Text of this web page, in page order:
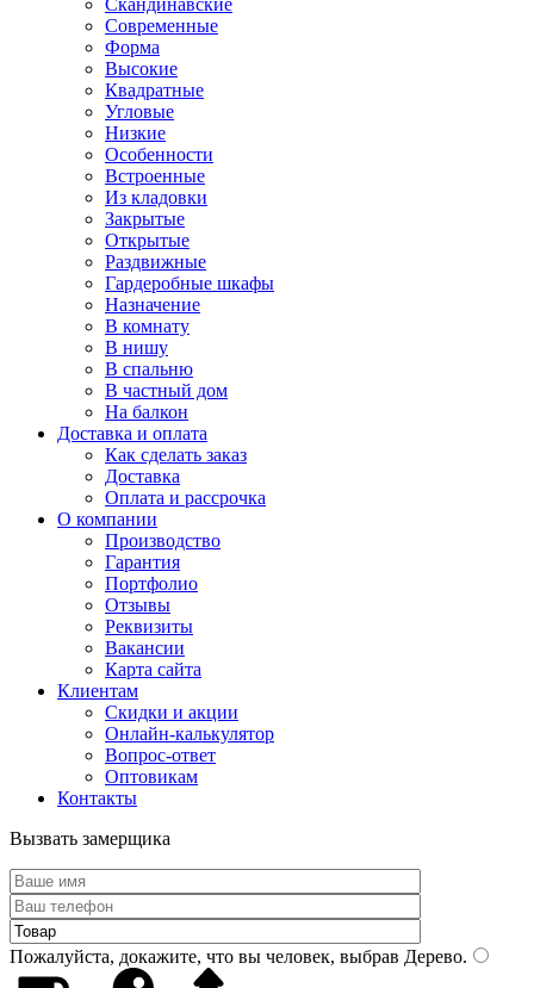
Скандинавские
Современные
Форма
Высокие
Квадратные
Угловые
Низкие
Особенности
Встроенные
Из кладовки
Закрытые
Открытые
Раздвижные
Гардеробные шкафы
Назначение
В комнату
В нишу
В спальню
В частный дом
На балкон
Доставка и оплата
Как сделать заказ
Доставка
Оплата и рассрочка
О компании
Производство
Гарантия
Портфолио
Отзывы
Реквизиты
Вакансии
Карта сайта
Клиентам
Скидки и акции
Онлайн-калькулятор
Вопрос-ответ
Оптовикам
Контакты
Вызвать замерщика
Пожалуйста, докажите, что вы человек, выбрав Дерево.